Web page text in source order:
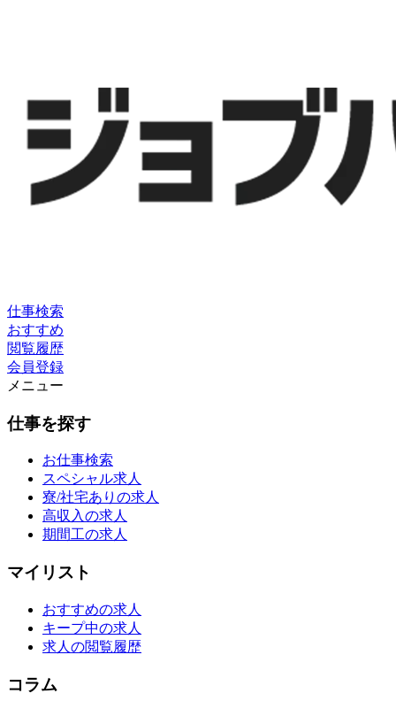
仕事検索
おすすめ
閲覧履歴
会員登録
メニュー
仕事を探す
お仕事検索
スペシャル求人
寮/社宅ありの求人
高収入の求人
期間工の求人
マイリスト
おすすめの求人
キープ中の求人
求人の閲覧履歴
コラム